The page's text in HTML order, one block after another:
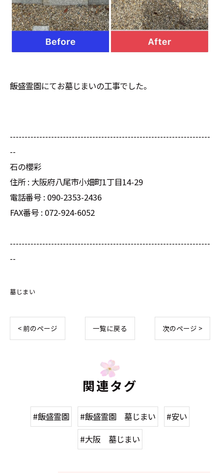
飯盛霊園にてお墓じまいの工事でした。
--------------------------------------------------------------------
--
石の櫻彩
住所 : 大阪府八尾市小畑町1丁目14-29
電話番号 : 090-2353-2436
FAX番号 : 072-924-6052
--------------------------------------------------------------------
--
墓じまい
< 前のページ 一覧に戻る 次のページ >
関連タグ
#飯盛霊園 #飯盛霊園 墓じまい
#安い
#大阪 墓じまい